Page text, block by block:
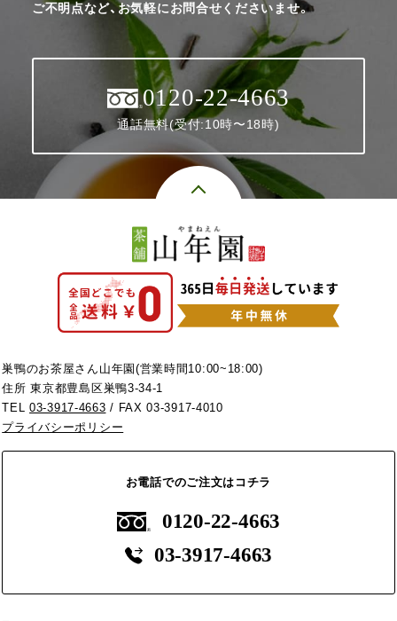
ご不明点など、お気軽にお問合せくださいませ。
0120-22-4663
通話無料(受付:10時〜18時)
巣鴨のお茶屋さん山年園(営業時間10:00~18:00)
住所 東京都豊島区巣鴨3-34-1
TEL03-3917-4663 / FAX 03-3917-4010
プライバシーポリシー
お電話でのご注文はコチラ
0120-22-4663
03-3917-4663